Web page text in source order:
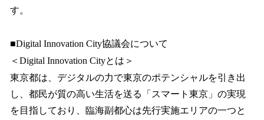
す。
■Digital Innovation City協議会について
＜Digital Innovation Cityとは＞
東京都は、デジタルの⼒で東京のポテンシャルを引き出
し、都⺠が質の⾼い⽣活を送る「スマート東京」の実現
を⽬指しており、臨海副都⼼は先⾏実施エリアの⼀つと